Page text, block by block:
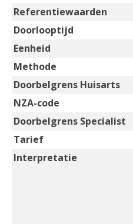
Referentiewaarden
Doorlooptijd
Eenheid
Methode
Doorbelgrens Huisarts
NZA-code
Doorbelgrens Specialist
Tarief
Interpretatie